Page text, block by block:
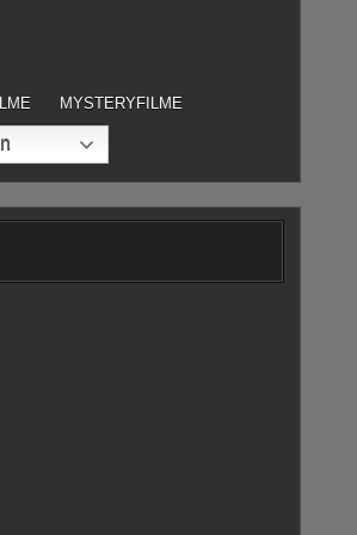
MYSTERYFILME